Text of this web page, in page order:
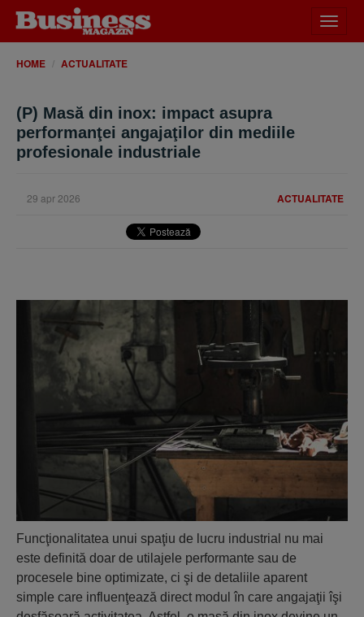
meniu
HOME ACTUALITATE
(P) Masă din inox: impact asupra
performanţei angajaţilor din mediile
profesionale industriale
ACTUALITATE
29 apr 2026
Funcţionalitatea unui spaţiu de lucru industrial nu mai
este definită doar de utilajele performante sau de
procesele bine optimizate, ci şi de detaliile aparent
simple care influenţează direct modul în care angajaţii îşi